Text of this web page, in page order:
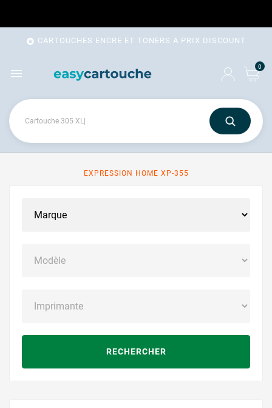
 CARTOUCHES ENCRE ET TONERS A PRIX DISCOUNT
 0
EXPRESSION HOME XP-355
RECHERCHER